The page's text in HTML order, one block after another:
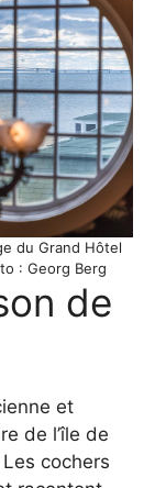
du Grand Hôtel
: Georg Berg
de
et
de l’île de
cochers